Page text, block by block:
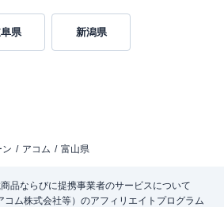
県 新潟県
ン アコム 富山県
品ならびに提携事業者のサービスについて
コム株式会社等）のアフィリエイトプログラム